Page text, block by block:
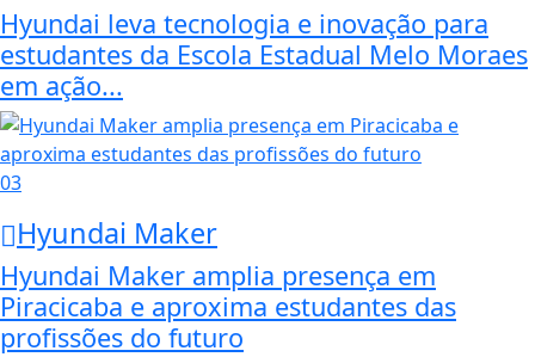
Hyundai leva tecnologia e inovação para
estudantes da Escola Estadual Melo Moraes
em ação...
03
Hyundai Maker
Hyundai Maker amplia presença em
Piracicaba e aproxima estudantes das
profissões do futuro